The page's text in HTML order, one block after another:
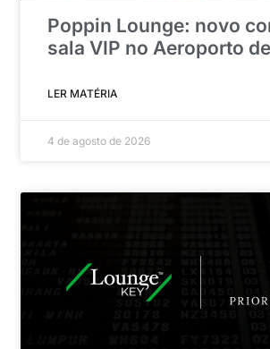
Poppin Lounge: novo
sala VIP no Aeroporto
LER MATÉRIA
4 de agosto de 2026